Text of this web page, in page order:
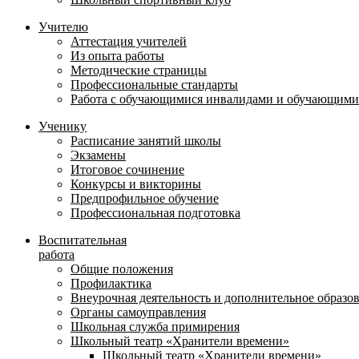
Учителю
Аттестация учителей
Из опыта работы
Методические страницы
Профессиональные стандарты
Работа с обучающимися инвалидами и
Ученику
Расписание занятий школы
Экзамены
Итоговое сочинение
Конкурсы и викторины
Предпрофильное обучение
Профессиональная подготовка
Воспитательная
работа
Общие положения
Профилактика
Внеурочная деятельность и дополнительное
Органы самоуправления
Школьная служба примирения
Школьный театр «Хранители времени»
Школьный театр «Хранители времени»